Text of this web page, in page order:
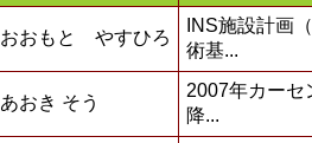
おおもと やすひろ
INS施設計画
術基...
あおき そう
2007年カー
降...